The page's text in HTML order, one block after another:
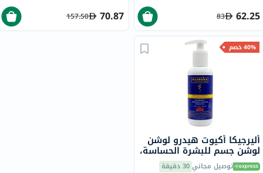
62.25
83
70.87
157.50
40% خصم
أليرجيكا أكيوت هيدرو لوشن
لوشن جسم للبشرة الحساسة،
200 مل توصيل مجاني30 دقيقة